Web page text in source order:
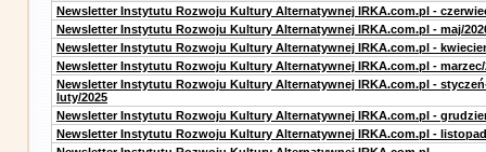
Newsletter Instytutu Rozwoju Kultury Alternatywnej IRKA.com.pl -
Newsletter Instytutu Rozwoju Kultury Alternatywnej IRKA.com.pl - maj/
Newsletter Instytutu Rozwoju Kultury Alternatywnej IRKA.com.pl -
Newsletter Instytutu Rozwoju Kultury Alternatywnej IRKA.com.pl - marzec/
Newsletter Instytutu Rozwoju Kultury Alternatywnej IRKA.com.pl -
luty/2025
Newsletter Instytutu Rozwoju Kultury Alternatywnej IRKA.com.pl -
Newsletter Instytutu Rozwoju Kultury Alternatywnej IRKA.com.pl -